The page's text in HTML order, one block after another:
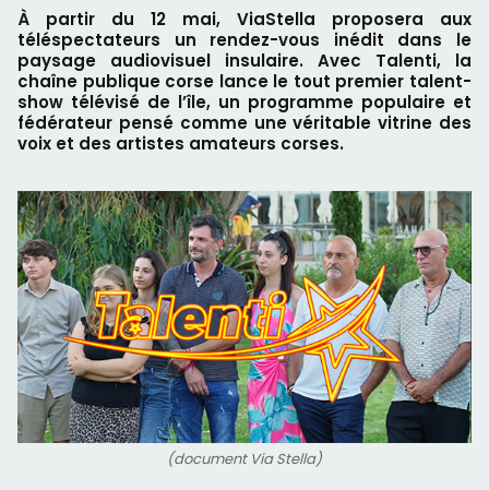
À partir du 12 mai, ViaStella proposera aux
téléspectateurs un rendez-vous inédit dans le
paysage audiovisuel insulaire. Avec Talenti, la
chaîne publique corse lance le tout premier talent-
show télévisé de l’île, un programme populaire et
fédérateur pensé comme une véritable vitrine des
voix et des artistes amateurs corses.
(document Via Stella)